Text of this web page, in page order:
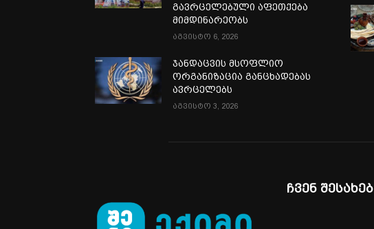
გავრცელებული აფეთქება
მიმდინარეობს
აგვისტო 6, 2026
ჯანდაცვის მსოფლიო
ორგანიზაცია განცხადებას
ავრცელებს
აგვისტო 3, 2026
ჩვენ შესახებ